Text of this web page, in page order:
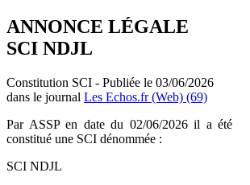
ANNONCE LÉGALE
SCI NDJL
Constitution SCI - Publiée le 03/06/2026
dans le journal Les Echos.fr (Web) (69)
Par ASSP en date du 02/06/2026 il a été
constitué une SCI dénommée :
SCI NDJL